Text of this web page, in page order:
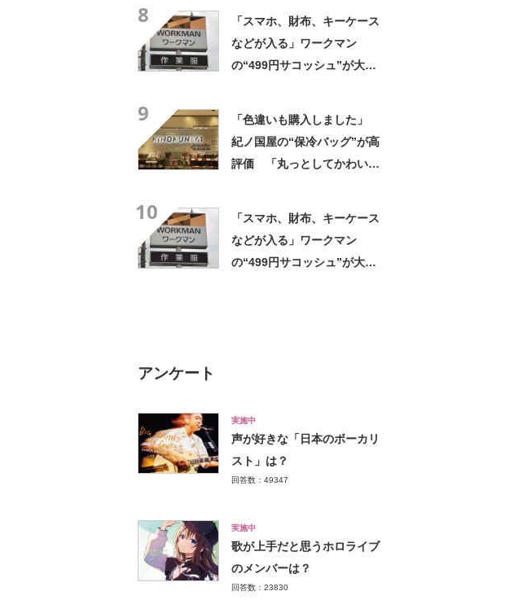
8
「スマホ、財布、キーケース
などが入る」ワークマン
の“499円サコッシュ”が大人
9
「色違いも購入しました」
紀ノ国屋の“保冷バッグ”が高
評価 「丸っとしてかわいい
10
「スマホ、財布、キーケース
などが入る」ワークマン
の“499円サコッシュ”が大人
アンケート
実施中
声が好きな「日本のボーカリ
スト」は？
回答数：49347
実施中
歌が上手だと思うホロライブ
のメンバーは？
回答数：23830